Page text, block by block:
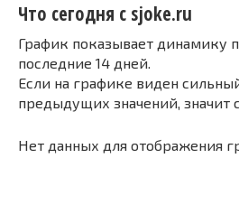
Что сегодня с sjoke.ru
График показывает динамику
последние 14 дней.
Если на графике виден
предыдущих значений, значит
Нет данных для отображения